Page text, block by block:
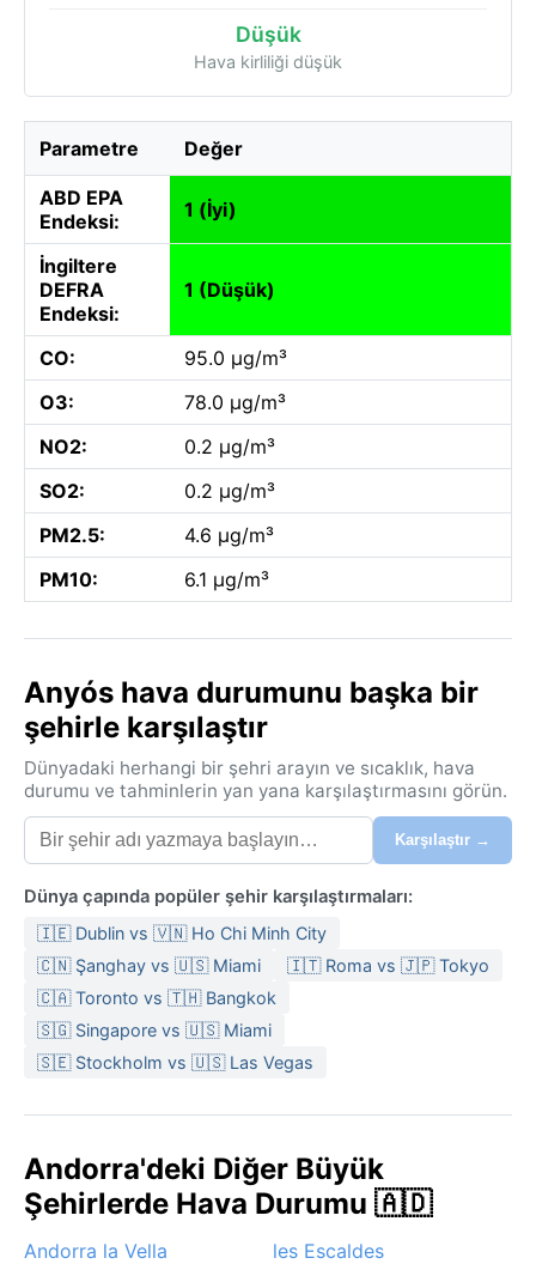
Düşük
Hava kirliliği düşük
Parametre Değer
ABD EPA
Endeksi:
1 (İyi)
İngiltere
DEFRA
Endeksi:
1 (Düşük)
CO:
95.0 µg/m³
O3:
78.0 µg/m³
NO2:
0.2 µg/m³
SO2:
0.2 µg/m³
PM2.5:
4.6 µg/m³
PM10:
6.1 µg/m³
Anyós hava durumunu başka bir
şehirle karşılaştır
Dünyadaki herhangi bir şehri arayın ve sıcaklık, hava
durumu ve tahminlerin yan yana karşılaştırmasını görün.
Karşılaştır →
Dünya çapında popüler şehir karşılaştırmaları:
🇮🇪 Dublin vs 🇻🇳 Ho Chi Minh City
🇨🇳 Şanghay vs 🇺🇸 Miami
🇮🇹 Roma vs 🇯🇵 Tokyo
🇨🇦 Toronto vs 🇹🇭 Bangkok
🇸🇬 Singapore vs 🇺🇸 Miami
🇸🇪 Stockholm vs 🇺🇸 Las Vegas
Andorra'deki Diğer Büyük
Şehirlerde Hava Durumu 🇦🇩
Andorra la Vella
les Escaldes